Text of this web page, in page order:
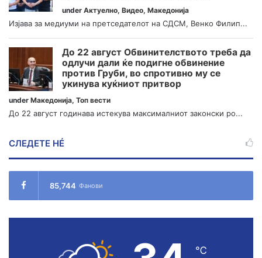
under Актуелно, Видео, Македонија
Изјава за медиуми на претседателот на СДСМ, Венко Филип...
До 22 август Обвинителството треба да
одлучи дали ќе подигне обвинение
против Груби, во спротивно му се
укинува куќниот притвор
under Македонија, Топ вести
До 22 август годинава истекува максималниот законски ро...
СЛЕДЕТЕ НÉ
85,744 Фанови
℃